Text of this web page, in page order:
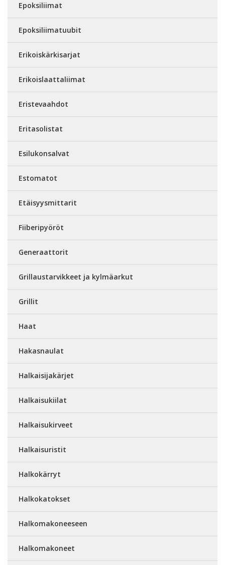
Epoksiliimat
Epoksiliimatuubit
Erikoiskärkisarjat
Erikoislaattaliimat
Eristevaahdot
Eritasolistat
Esilukonsalvat
Estomatot
Etäisyysmittarit
Fiiberipyöröt
Generaattorit
Grillaustarvikkeet ja kylmäarkut
Grillit
Haat
Hakasnaulat
Halkaisijakärjet
Halkaisukiilat
Halkaisukirveet
Halkaisuristit
Halkokärryt
Halkokatokset
Halkomakoneeseen
Halkomakoneet